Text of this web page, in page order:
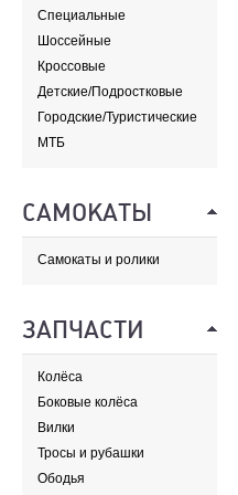
Специальные
Шоссейные
Кроссовые
Детские/Подростковые
Городские/Туристические
МТБ
САМОКАТЫ
Самокаты и ролики
ЗАПЧАСТИ
Колёса
Боковые колёса
Вилки
Тросы и рубашки
Ободья